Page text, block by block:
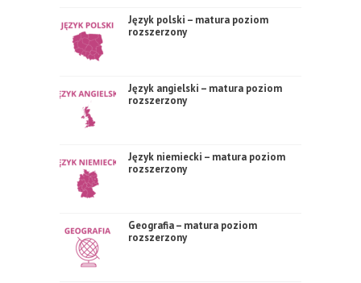
Język polski – matura poziom
rozszerzony
Język angielski – matura poziom
rozszerzony
Język niemiecki – matura poziom
rozszerzony
Geografia – matura poziom
rozszerzony